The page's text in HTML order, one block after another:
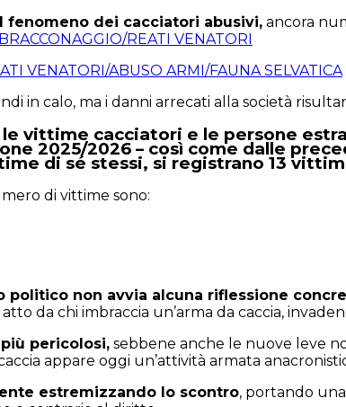
dei cacciatori abusivi, ancora
REATI VENATORI
VENATORI/ABUSO ARMI/FAUNA SELVATICA
in calo, ma i danni arrecati alla società
vittime cacciatori e le persone
2025/2026 – così come dalle
di sé stessi, si registrano 13
di vittime sono:
politico non avvia alcuna riflessione
da chi imbraccia un’arma da caccia,
pericolosi, sebbene anche le nuove leve
appare oggi un’attività armata
estremizzando lo scontro, portando